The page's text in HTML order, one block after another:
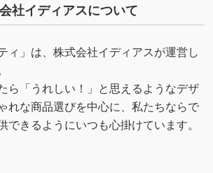
社イディアスについて
ィ」は、株式会社イディアスが運営し
ら「うれしい！」と思えるようなデザ
れな商品選びを中心に、私たちならで
できるようにいつも心掛けています。